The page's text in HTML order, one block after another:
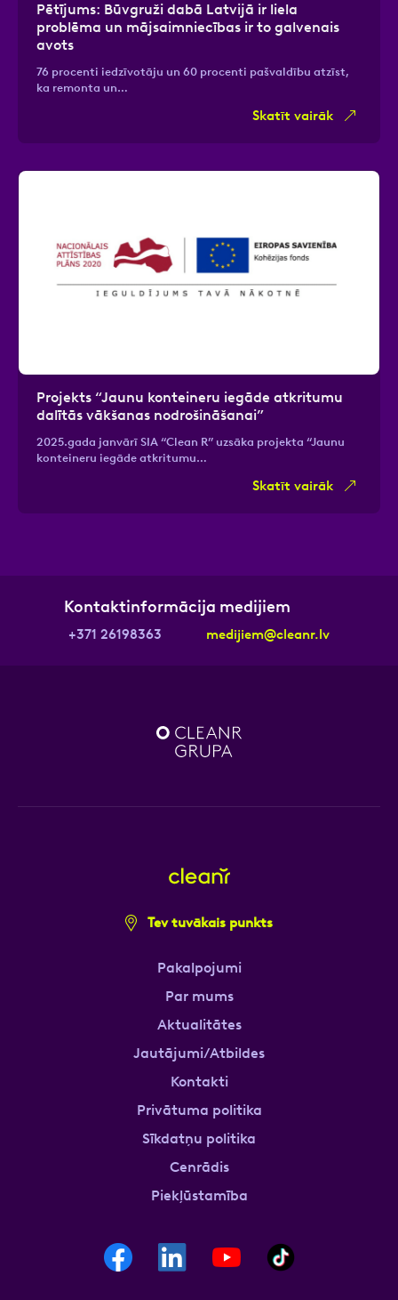
Pētījums: Būvgruži dabā Latvijā ir liela
problēma un mājsaimniecības ir to galvenais
avots
76 procenti iedzīvotāju un 60 procenti pašvaldību atzīst,
ka remonta un…
Skatīt vairāk
Projekts “Jaunu konteineru iegāde atkritumu
dalītās vākšanas nodrošināšanai”
2025.gada janvārī SIA “Clean R” uzsāka projekta “Jaunu
konteineru iegāde atkritumu…
Skatīt vairāk
Kontaktinformācija medijiem
+371 26198363 medijiem@cleanr.lv
Tev tuvākais punkts
Pakalpojumi
Par mums
Aktualitātes
Jautājumi/Atbildes
Kontakti
Privātuma politika
Sīkdatņu politika
Cenrādis
Piekļūstamība